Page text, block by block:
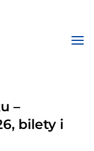
–
bilety i